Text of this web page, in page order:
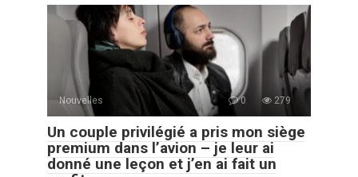
Nouvelles 0 279
Un couple privilégié a pris mon siège
premium dans l’avion – je leur ai
donné une leçon et j’en ai fait un